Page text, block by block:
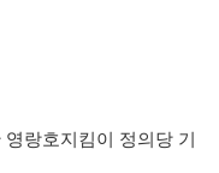
랑호지킴이 정의당 기